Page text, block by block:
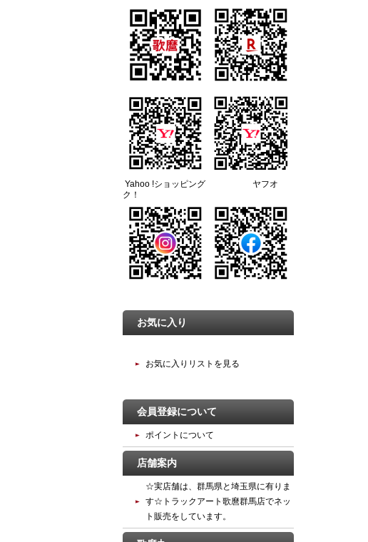
Yahoo !ショッピング ヤフオ
ク！
お気に入り
お気に入りリストを見る
会員登録について
ポイントについて
店舗案内
☆実店舗は、群馬県と埼玉県に有りま
す☆トラックアート歌麿群馬店でネッ
ト販売をしています。